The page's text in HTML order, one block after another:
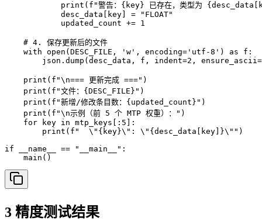
print(f"警告：{key} 已存在，类型为
            desc_data[key] = "FLOAT"
            updated_count += 1
    # 4. 保存更新后的文件
    with open(DESC_FILE, 'w', encoding='utf-8') as f:
json.dump(desc_data, f, indent=2,
    print(f"\n=== 更新完成 ===")
    print(f"文件：{DESC_FILE}")
    print(f"新增/修改条目数：{updated_count}")
    print(f"\n示例（前 5 个 MTP 权重）：")
    for key in mtp_keys[:5]:
        print(f"  \"{key}\": \"{desc_data[key]}\"")
if __name__ == "__main__":
    main()
3 精度测试结果